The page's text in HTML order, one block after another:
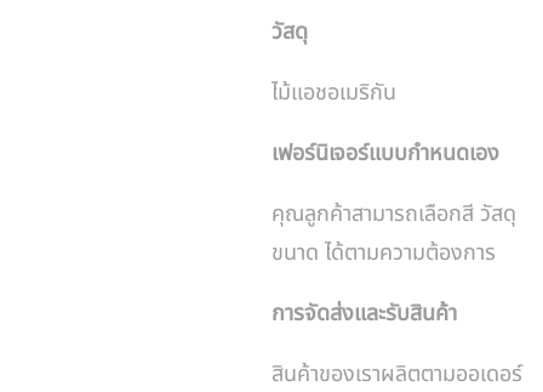
วัสดุ
ไม้แอชอเมริกัน
เฟอร์นิเจอร์แบบกำหนดเอง
คุณลูกค้าสามารถเลือกสี วัสดุ
ขนาด ได้ตามความต้องการ
การจัดส่งและรับสินค้า
สินค้าของเราผลิตตามออเดอร์